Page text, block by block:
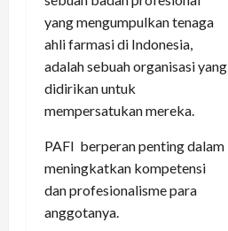
yang mengumpulkan tenaga
ahli farmasi di Indonesia,
adalah sebuah organisasi yang
didirikan untuk
mempersatukan mereka.
PAFI berperan penting dalam
meningkatkan kompetensi
dan profesionalisme para
anggotanya.